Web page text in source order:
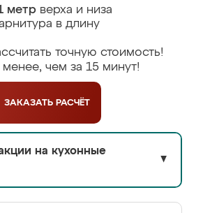
метрверха и низа
в длину
точную стоимость!
чем за 15 минут!
ЗАКАЗАТЬ РАСЧЁТ
на кухонные
▼